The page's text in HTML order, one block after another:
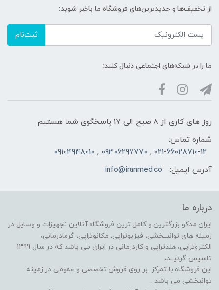
از تخفیف‌ها و جدیدترین‌های فروشگاه ما باخبر شوید:
ثبت‌نام
ما را در شبکه‌های اجتماعی دنبال کنید:
روز های کاری از 8 صبح الی 17 پاسخگوی شما هستیم
شماره تماس:
021-66028710-12 , 09306297770 , 09104948010
آدرس ایمیل:
info@iranmed.co
درباره ما
ایران مدکو بزرگترین و کامل ترین فروشگاه آنلاین تجهیزات و وسایل در
زمینه های توانبــخشی، فیزیوتراپی، مکانوتراپی، گرمادرمانی،
الکتروتراپی، هندتراپی و کاردرمانی در ایران می باشد که در سال 1399
تاسیس گردیــد،
این فروشگاه با تمرکز بر روی فروش تخصصی و عمومی در زمینه
توانبخشی می باشد .